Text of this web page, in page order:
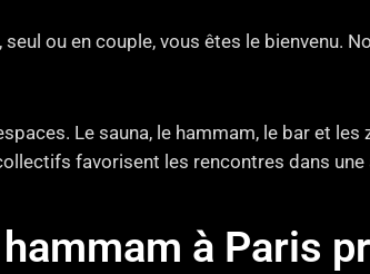
seul ou en couple, vous êtes le bienvenu.
Le sauna, le hammam, le bar et
favorisent les rencontres dans
à Paris